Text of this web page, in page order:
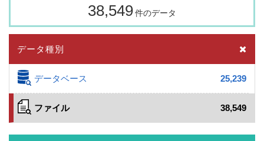
38,549件のデータ
データ種別
データベース 25,239
ファイル 38,549